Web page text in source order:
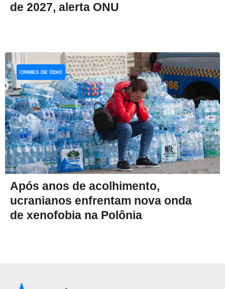
de 2027, alerta ONU
Após anos de acolhimento,
ucranianos enfrentam nova onda
de xenofobia na Polônia
CRIMES DE ÓDIO